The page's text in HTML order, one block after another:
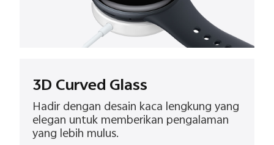
3D Curved Glass
Hadir dengan desain kaca lengkung yang
elegan untuk memberikan pengalaman
yang lebih mulus.